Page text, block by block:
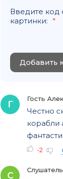
Введите код
картинки:
Добавить
Г
Гость
Честно
корабли
-2
С
Слушатель